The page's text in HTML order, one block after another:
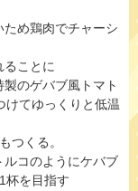
ため鶏肉でチャーシ
ることに
のゲバブ風トマト
けてゆっくりと低温
つくる。
ルコのようにケバブ
杯を目指す